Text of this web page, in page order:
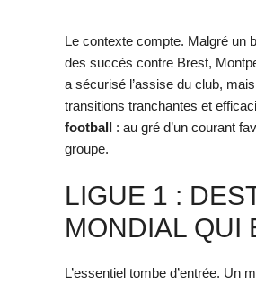
Le contexte compte. Malgré un
des succès contre Brest,
a sécurisé l’assise du club,
transitions tranchantes et
football : au gré d’un courant
groupe.
LIGUE 1 :
MONDIAL QUI
L’essentiel tombe d’entrée. Un